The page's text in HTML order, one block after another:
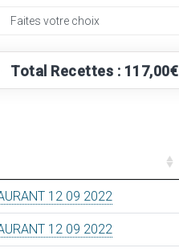
Total Recettes : 117,00€
12 09 2022
12 09 2022